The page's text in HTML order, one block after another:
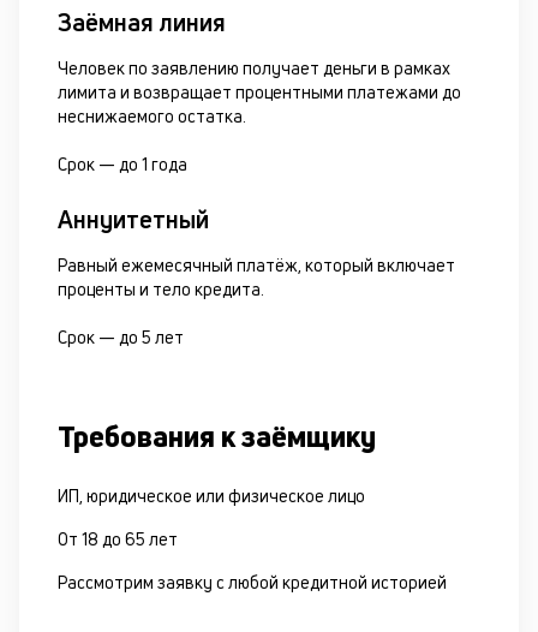
Заёмная линия
Человек по заявлению получает деньги в рамках
лимита и возвращает процентными платежами до
неснижаемого остатка.
Срок — до 1 года
Аннуитетный
Равный ежемесячный платёж, который включает
проценты и тело кредита.
Срок — до 5 лет
Требования к заёмщику
ИП, юридическое или физическое лицо
От 18 до 65 лет
Рассмотрим заявку с любой кредитной историей